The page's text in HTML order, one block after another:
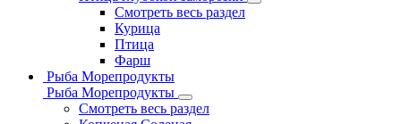
Смотреть весь раздел
Курица
Птица
Фарш
Рыба Морепродукты
Рыба Морепродукты
Смотреть весь раздел